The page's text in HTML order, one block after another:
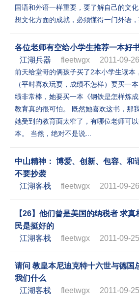
国语和外语一样重要，要了解自己的文
想文化方面的成就，必须懂得一门外语
各位老师有空给小学生推荐一本好
江湖兵器
fleetwgx 2011-09-
前天给堂哥的俩孩子买了2本小学生读
（平时喜欢玩耍，成绩不怎样）要买一
绩非常棒，她要买一本《钢铁是怎样炼
教育真的很可怕。 既然她喜欢这书，那
她受到的教育面太窄了，有哪位老师可
本。 当然，绝对不是说...
中山精神： 博爱、创新、包容、和
不要抄袭
江湖客栈
fleetwgx 2011-09-
【26】他们曾是美国的纳税者 求
民是挺好的
江湖客栈
fleetwgx 2011-09-
请问 教皇本尼迪克特十六世与德国
我们什么
江湖客栈
fleetwgx 2011-09-